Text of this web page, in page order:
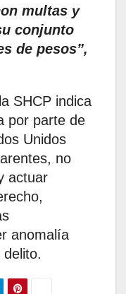
multas y
conjunto
de pesos”,
SHCP indica
por parte de
Unidos
no
actuar
anomalía